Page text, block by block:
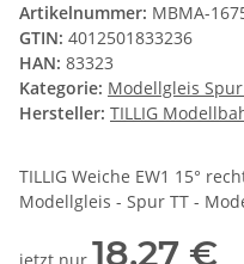
Artikelnummer: MBMA-
GTIN: 4012501833236
HAN: 83323
Kategorie: Modellgleis
Hersteller: TILLIG
TILLIG Weiche EW1 15°
Modellgleis - Spur TT -
18,27 €